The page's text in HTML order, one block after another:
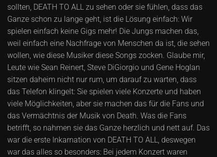
sollten, DEATH TO ALL zu sehen oder sie fühlen, dass das
Ganze schon zu lange geht, ist die Lösung einfach: Wir
spielen einfach keine Gigs mehr! Die Jungs machen das,
weil einfach eine Nachfrage von Menschen da ist, die sehen
wollen, wie diese Musiker diese Songs zocken. Glaube mir,
Leute wie Sean Reinert, Steve DiGiorgio und Gene Hoglan
sitzen daheim nicht nur rum, um darauf zu warten, dass
das Telefon klingelt: Sie spielen viele Konzerte und haben
viele Möglichkeiten, aber sie machen das für die Fans und
das Vermächtnis der Musik von Death. Was die Fans
betrifft, so nahmen sie das Ganze herzlich und nett auf. Das
war die erste Inkarnation von DEATH TO ALL, deswegen
war das alles so besonders: Bei jedem Konzert waren